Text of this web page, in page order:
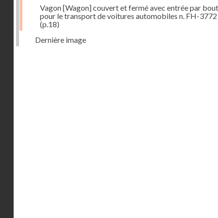
Vagon [Wagon] couvert et fermé avec entrée par
pour le transport de voitures automobiles n. FH-3772
(p.18)
Dernière image